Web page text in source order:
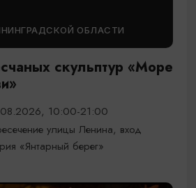
ОБЛАСТИ
скульптур «Море
10:00-21:00
улицы Ленина, вход
«Янтарный берег»